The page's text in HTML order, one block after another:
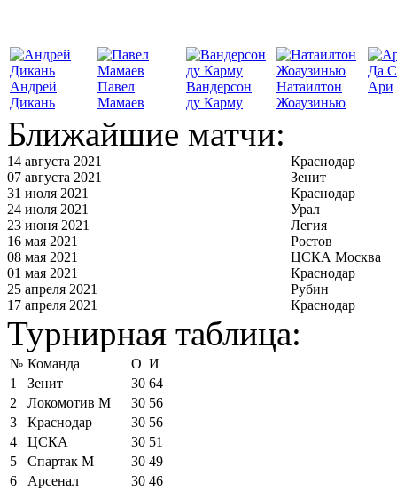
Андрей
Дикань
Павел
Мамаев
Вандерсон
ду Карму
Натаилтон
Жоаузинью
Да
Ари
Ближайшие матчи:
14 августа 2021
Краснодар
07 августа 2021
Зенит
31 июля 2021
Краснодар
24 июля 2021
Урал
23 июня 2021
Легия
16 мая 2021
Ростов
08 мая 2021
ЦСКА Москва
01 мая 2021
Краснодар
25 апреля 2021
Рубин
17 апреля 2021
Краснодар
Турнирная таблица:
№ Команда О И
1
Зенит 30 64
2
Локомотив М 30 56
3
Краснодар 30 56
4
ЦСКА 30 51
5
Спартак М 30 49
6
Арсенал 30 46